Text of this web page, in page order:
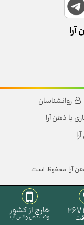
خارج از کشور
وقت دهی واتس آپ
روانشناسان
با ذهن آرا
آرا محفوظ است.